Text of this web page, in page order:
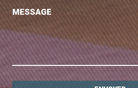
MESSAGE